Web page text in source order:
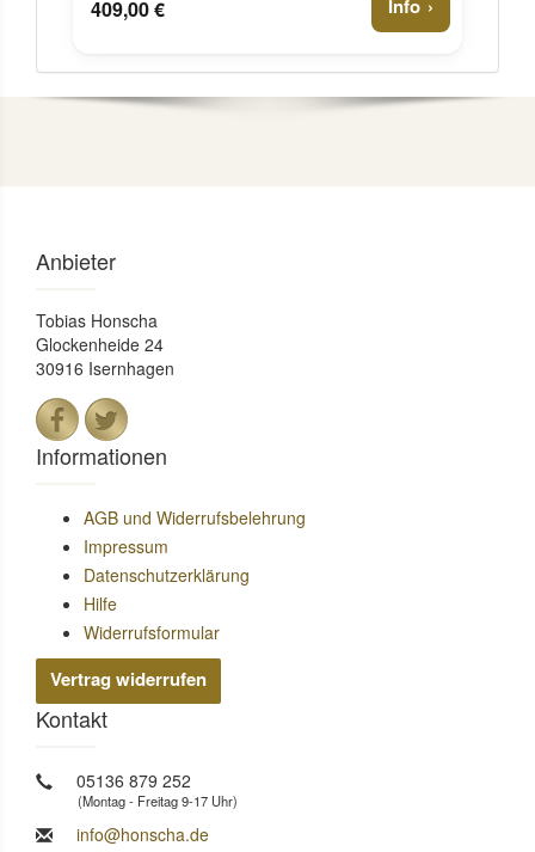
409,00 € Info
Anbieter
Tobias Honscha
Glockenheide 24
30916 Isernhagen
Informationen
AGB und Widerrufsbelehrung
Impressum
Datenschutzerklärung
Hilfe
Widerrufsformular
Vertrag widerrufen
Kontakt
05136 879 252
(Montag - Freitag 9-17 Uhr)
info@honscha.de